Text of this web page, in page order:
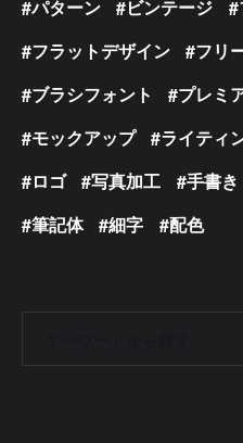
パターン
ビンテージ
フラットデザイン
フリ
ブラシフォント
プレミ
モックアップ
ライティ
ロゴ
写真加工 手書き
筆記体
細字 配色